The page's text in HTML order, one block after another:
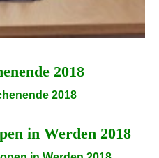
2018
in Werden 2018